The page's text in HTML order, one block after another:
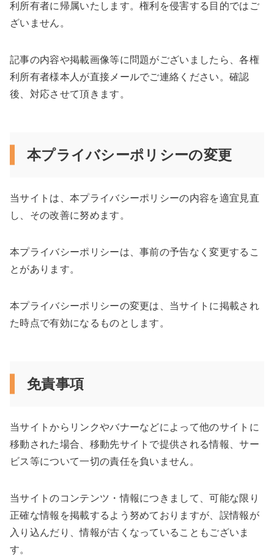
利所有者に帰属いたします。権利を侵害する目的ではご
ざいません。
記事の内容や掲載画像等に問題がございましたら、各権
利所有者様本人が直接メールでご連絡ください。確認
後、対応させて頂きます。
本プライバシーポリシーの変更
当サイトは、本プライバシーポリシーの内容を適宜見直
し、その改善に努めます。
本プライバシーポリシーは、事前の予告なく変更するこ
とがあります。
本プライバシーポリシーの変更は、当サイトに掲載され
た時点で有効になるものとします。
免責事項
当サイトからリンクやバナーなどによって他のサイトに
移動された場合、移動先サイトで提供される情報、サー
ビス等について一切の責任を負いません。
当サイトのコンテンツ・情報につきまして、可能な限り
正確な情報を掲載するよう努めておりますが、誤情報が
入り込んだり、情報が古くなっていることもございま
す。